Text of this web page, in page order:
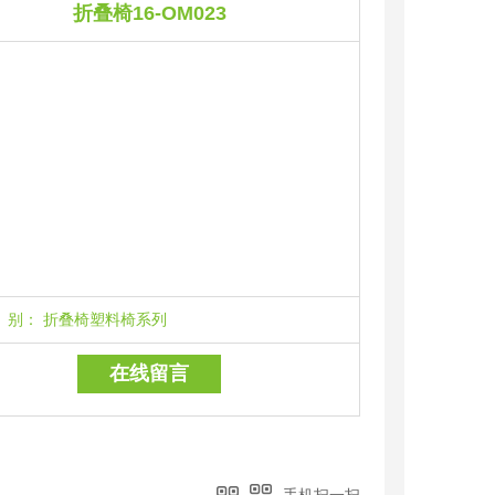
折叠椅16-OM023
： 折叠椅塑料椅系列
在线留言